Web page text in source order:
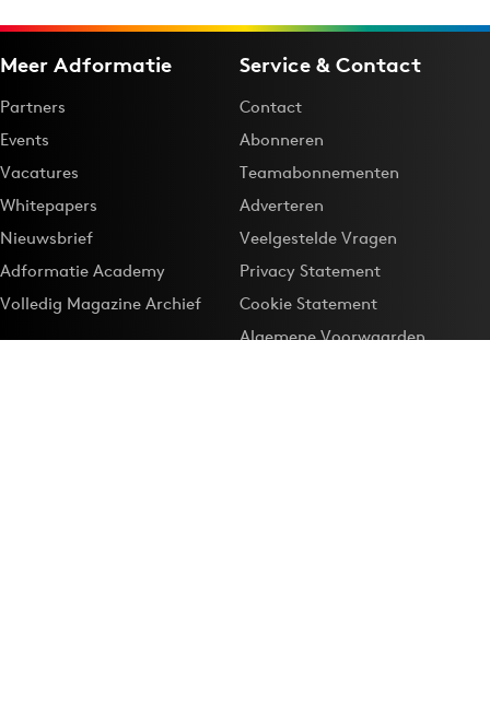
Meer Adformatie
Partners
Events
Vacatures
Whitepapers
Nieuwsbrief
Adformatie Academy
Volledig Magazine Archief
Service & Contact
Contact
Abonneren
Teamabonnementen
Adverteren
Veelgestelde Vragen
Privacy Statement
Cookie Statement
Algemene Voorwaarden